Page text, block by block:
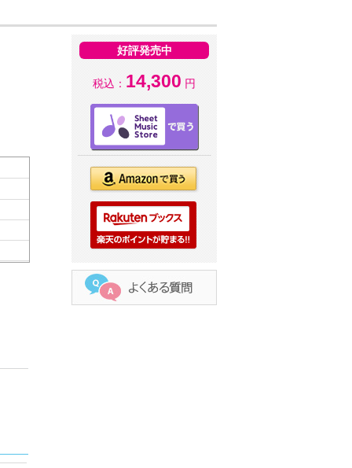
好評発売中
税込： 14,300 円